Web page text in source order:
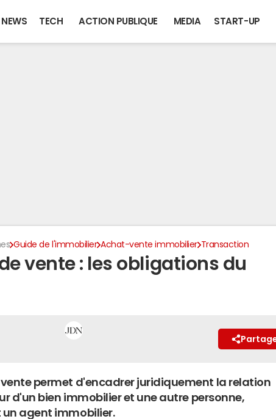
NEWS TECH ACTION PUBLIQUE MEDIA START-UP
Guide de l'immobilier Achat-vente immobilier Transaction
vente : les obligations du
permet d'encadrer juridiquement la relation
d'un bien immobilier et une autre personne,
agent immobilier.